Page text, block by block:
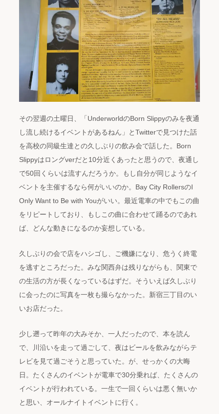
その翌週の土曜日、「UnderworldのBorn Slippyのみを夜通
し流し続けるイベントがあるねん」とTwitterで見つけた話
を高校の同級生達との久しぶりの飲み会で話した。Born
Slippyはロングverだと10分近くあったと思うので、夜通し
で50回くらいは流すんだろうか。もし自分が同じようなイ
ベントを主催するなら何がいいのか。Bay City RollersのI
Only Want to Be with Youがいい。最近電車の中でもこの曲
をリピートしており、もしこの曲に合わせて踊るのであれ
ば、どんな動きになるのか妄想している。
久しぶりの会で店をハシゴし、ご機嫌になり、危うく終電
を逃すところだった。みな関西弁は残りながらも、関東で
の生活の方が長くなっているはずだ。そういえば久しぶり
に会ったのに写真を一枚も撮らなかった。新宿三丁目のい
いお店だった。
少し遡って昨年の大みそか、一人だったので、本を読ん
で、川沿いを走って過ごして、夜はビールを飲みながらテ
レビを見て過ごそうと思っていた。が、せっかくの大晦
日。たくさんのイベントが電車で30分乗れば、たくさんの
イベントが行われている。一生で一回くらいは悪く無いか
と思い、オールナイトイベントに行く。